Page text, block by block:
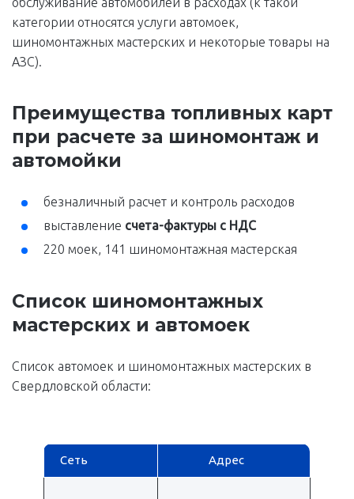
категории относятся услуги автомоек,
шиномонтажных мастерских и некоторые товары на
АЗС).
Преимущества топливных карт
при расчете за шиномонтаж и
автомойки
безналичный расчет и контроль расходов
выставление счета-фактуры с НДС
220 моек, 141 шиномонтажная мастерская
Список шиномонтажных
мастерских и автомоек
Список автомоек и шиномонтажных мастерских в
Свердловской области:
Сеть Адрес